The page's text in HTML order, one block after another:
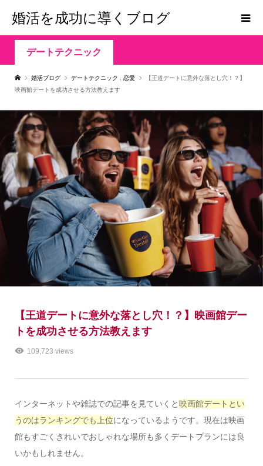
婚活を成功に導くブログ
デートテクニック
婚活ブログ デートテクニック 恋愛
【王道デートに意外な落とし穴！？】
映画館デートを成功させる方法教えます
【王道デートに意外な落とし穴！？】映画館デー
トを成功させる方法教えます
109,723 views
インターネットや雑誌での記事を見ていくと映画館デートとい
うのはランキングでも上位になっているようです。現在は映画
館もすごくきれいでおしゃれな場所も多くデートプランには良
いかもしれません。